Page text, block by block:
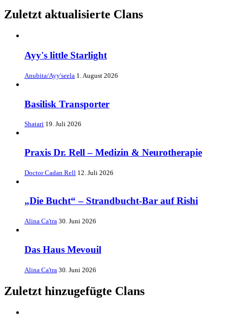
Zuletzt aktualisierte Clans
Ayy's little Starlight
Anubita/Ayy'seela 1. August 2026
Basilisk Transporter
Shatari 19. Juli 2026
Praxis Dr. Rell – Medizin & Neurotherapie
Doctor Cadan Rell 12. Juli 2026
„Die Bucht“ – Strandbucht-Bar auf Rishi
Alina Ca'tra 30. Juni 2026
Das Haus Mevouil
Alina Ca'tra 30. Juni 2026
Zuletzt hinzugefügte Clans